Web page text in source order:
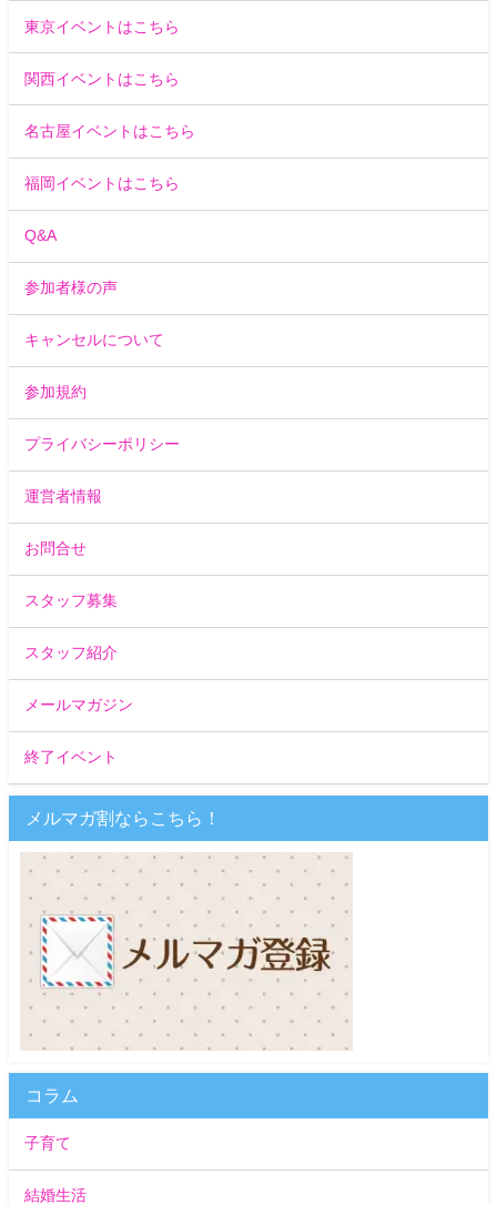
東京イベントはこちら
関西イベントはこちら
名古屋イベントはこちら
福岡イベントはこちら
Q&A
参加者様の声
キャンセルについて
参加規約
プライバシーポリシー
運営者情報
お問合せ
スタッフ募集
スタッフ紹介
メールマガジン
終了イベント
メルマガ割ならこちら！
コラム
子育て
結婚生活